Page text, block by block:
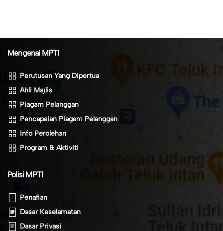
Mengenai MPTI
Perutusan Yang Dipertua
Ahli Majlis
Piagam Pelanggan
Pencapaian Piagam Pelanggan
Info Perolehan
Program & Aktiviti
Polisi MPTI
Penafian
Dasar Keselamatan
Dasar Privasi